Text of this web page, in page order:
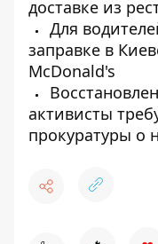
доставке из
Для
заправке в
McDonald's
активисты
прокуратуры о